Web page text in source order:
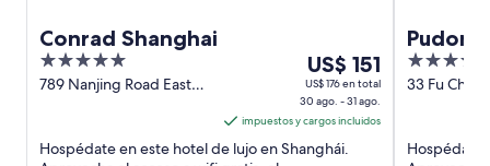
Conrad Shanghai
5
out
789 Nanjing Road East
Del
30
ago
al
31
US$ 151
US$ 176 en total
30 ago. - 31 ago.
impuestos y cargos incluidos
Hospédate en este hotel de lujo en Shanghái.
5
out
33 Fu
Hospédate